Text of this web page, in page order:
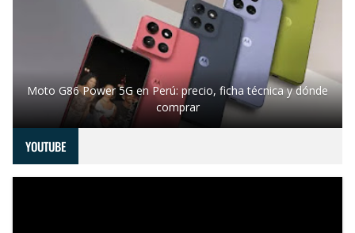
Moto G86 Power 5G en Perú: precio, ficha técnica y dónde
comprar
YOUTUBE